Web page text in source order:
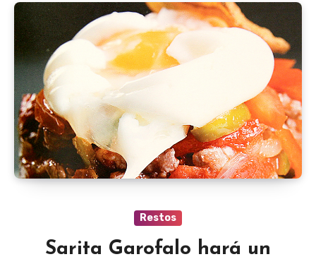
Restos
Sarita Garofalo hará un